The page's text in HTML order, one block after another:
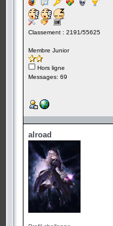
Classement : 2191/55625
Membre Junior
Hors ligne
Messages: 69
alroad